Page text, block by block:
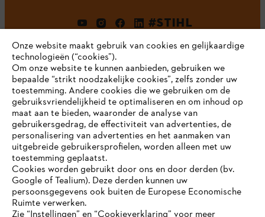
#STIHL
Bedrijf
STIHL FAQ
Onze website maakt gebruik van cookies en gelijkaardige
technologieën (“cookies”).
Om onze website te kunnen aanbieden, gebruiken we
bepaalde “strikt noodzakelijke cookies”, zelfs zonder uw
toestemming. Andere cookies die we gebruiken om de
gebruiksvriendelijkheid te optimaliseren en om inhoud op
maat aan te bieden, waaronder de analyse van
gebruikersgedrag, de effectiviteit van advertenties, de
personalisering van advertenties en het aanmaken van
uitgebreide gebruikersprofielen, worden alleen met uw
toestemming geplaatst.
Cookies worden gebruikt door ons en door derden (bv.
Google of Tealium). Deze derden kunnen uw
persoonsgegevens ook buiten de Europese Economische
Ruimte verwerken.